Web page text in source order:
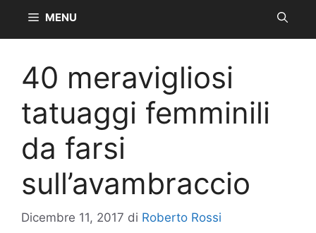
MENU
40 meravigliosi
tatuaggi femminili
da farsi
sull’avambraccio
Dicembre 11, 2017 di Roberto Rossi